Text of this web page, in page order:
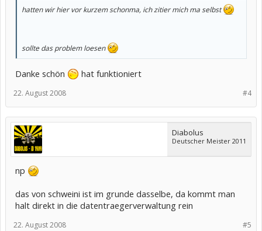
hatten wir hier vor kurzem schonma, ich zitier mich ma selbst
sollte das problem loesen
Danke schön hat funktioniert
#4
22. August 2008
Diabolus
Deutscher Meister 2011
np
das von schweini ist im grunde dasselbe, da kommt man
halt direkt in die datentraegerverwaltung rein
#5
22. August 2008